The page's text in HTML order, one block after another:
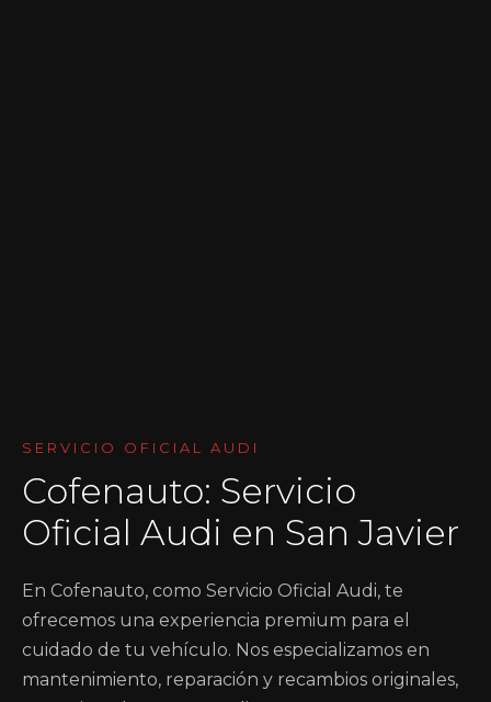
SERVICIO OFICIAL AUDI
Cofenauto: Servicio
Oficial Audi en San Javier
En Cofenauto, como Servicio Oficial Audi, te
ofrecemos una experiencia premium para el
cuidado de tu vehículo. Nos especializamos en
mantenimiento, reparación y recambios originales,